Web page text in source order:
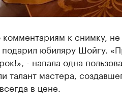
к снимку, не
юбиляру Шойгу.
- напала одна
талант мастера,
в цене.